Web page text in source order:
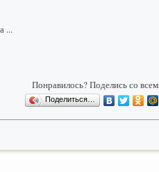
...
Понравилось? Поделись со
Поделиться…